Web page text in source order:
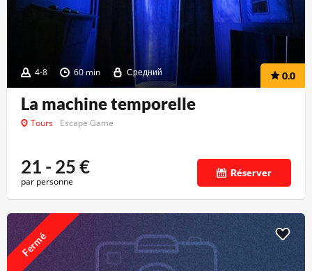
4-8 60 min Средний 0.0
La machine temporelle
Tours Escape Game
21 - 25€
par personne
Réserver
Fermé